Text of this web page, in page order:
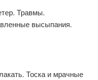
Травмы.
высыпания.
Тоска и мрачные